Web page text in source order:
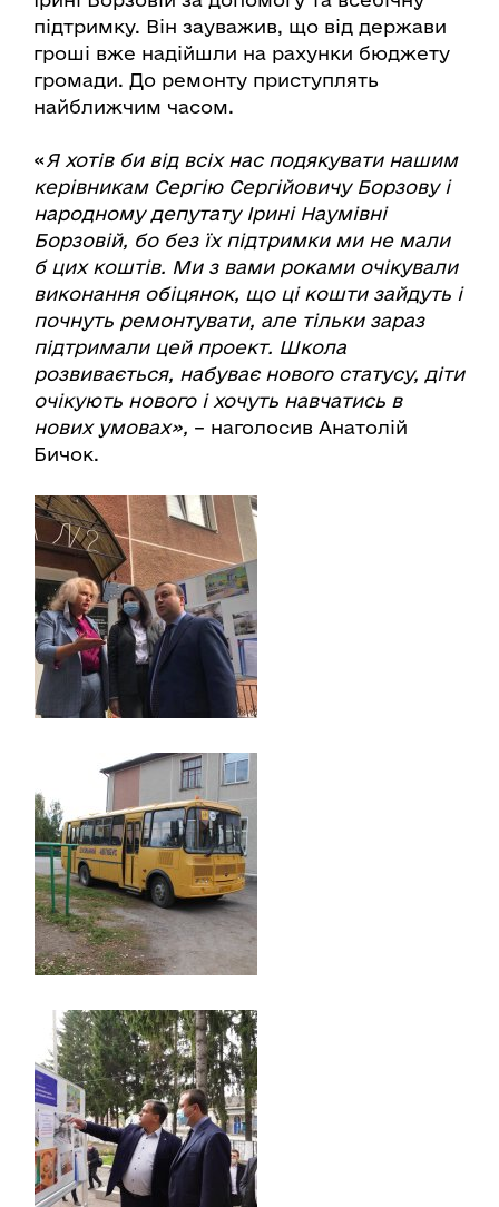
підтримку. Він зауважив, що від держави
гроші вже надійшли на рахунки бюджету
громади. До ремонту приступлять
найближчим часом.
« Я хотів би від всіх нас подякувати нашим
керівникам Сергію Сергійовичу Борзову і
народному депутату Ірині Наумівні
Борзовій, бо без їх підтримки ми не мали
б цих коштів. Ми з вами роками очікували
виконання обіцянок, що ці кошти зайдуть і
почнуть ремонтувати, але тільки зараз
підтримали цей проект. Школа
розвивається, набуває нового статусу, діти
очікують нового і хочуть навчатись в
нових умовах», – наголосив Анатолій
Бичок.